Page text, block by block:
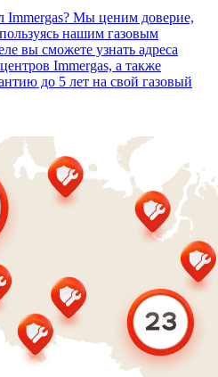
Immergas? Мы ценим доверие,
нашим газовым
вы сможете узнать адреса
Immergas, а также
до 5 лет на свой газовый